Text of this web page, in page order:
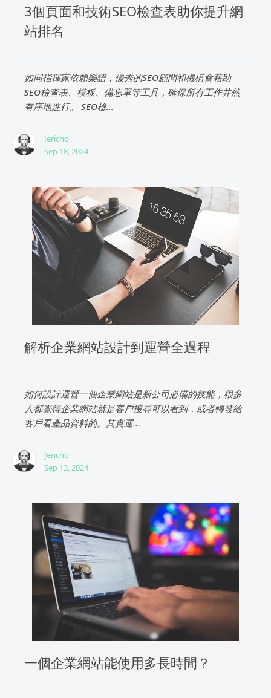
3個頁面和技術SEO檢查表助你提升網
站排名
如同指揮家依賴樂譜，優秀的SEO顧問和機構會藉助
SEO檢查表、模板、備忘單等工具，確保所有工作井然
有序地進行。 SEO檢...
Jericho
Sep 18, 2024
解析企業網站設計到運營全過程
如何設計運營一個企業網站是新公司必備的技能，很多
人都覺得企業網站就是客戶搜尋可以看到，或者轉發給
客戶看產品資料的。其實運...
Jericho
Sep 13, 2024
一個企業網站能使用多長時間？